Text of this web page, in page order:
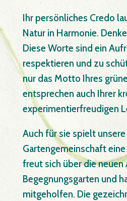
Ihr persönliches Credo
Natur in Harmonie. Denke
Diese Worte sind ein
respektieren und zu
nur das Motto Ihres
entsprechen auch Ihrer
experimentierfreudigen
Auch für sie spielt unsere
Gartengemeinschaft
freut sich über die
Begegnungsgarten und
mitgeholfen. Die